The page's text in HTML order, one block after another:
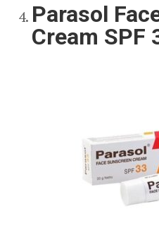
Parasol
Cream SPF